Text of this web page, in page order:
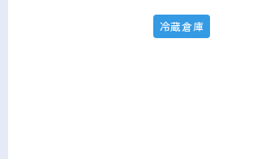
冷蔵倉庫